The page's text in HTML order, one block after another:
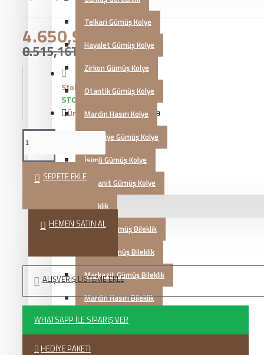
Telkari Gümüş Kolye
Hayalet Gümüş Kolye
Zirkon Gümüş Kolye
Otantik Gümüş Kolye
Mardin Hasırı Kolye
Kazaziye Gümüş Kolye
İsimli Gümüş Kolye
Zultanit Gümüş Kolye
Gümüş Bileklik
Telkari Gümüş Bileklik
Zirkon Gümüş Bileklik
Markazit Gümüş Bileklik
Mardin Hasırı Bileklik
Kazaziye Gümüş Bileklik
Trabzon Hasırı Bileklik
4.650,93TL
8.515,16TL
Stok Durumu:
STOKTA VAR
Ürün Kodu::KG20230599
SEPETE EKLE
HEMEN SATIN AL
ALIŞVERIŞ LISTEME EKLE
WHATSAPP İLE SIPARIŞ VER
HEDIYE PAKETI